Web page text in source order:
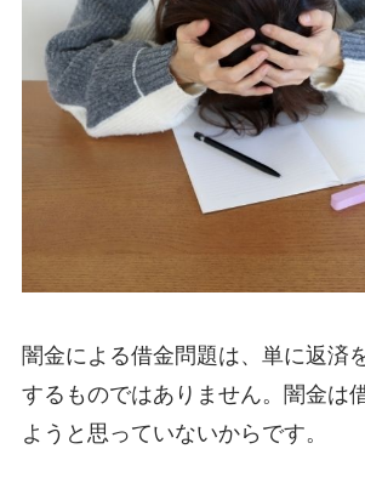
闇金による借金問題は、単に返済
するものではありません。闇金は
ようと思っていないからです。